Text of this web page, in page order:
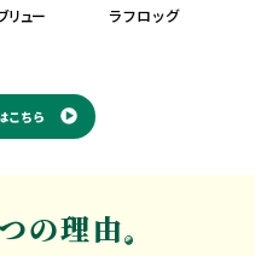
リュー ラフロッグ
こちら
の理由